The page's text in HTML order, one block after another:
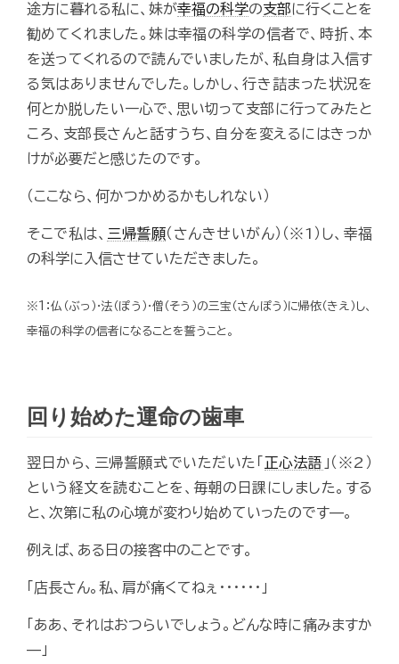
途方に暮れる私に、妹が幸福の科学の支部に行くことを
勧めてくれました。妹は幸福の科学の信者で、時折、本
を送ってくれるので読んでいましたが、私自身は入信す
る気はありませんでした。しかし、行き詰まった状況を
何とか脱したい一心で、思い切って支部に行ってみたと
ころ、支部長さんと話すうち、自分を変えるにはきっか
けが必要だと感じたのです。
（ここなら、何かつかめるかもしれない）
そこで私は、 三帰誓願（さんきせいがん）（※1）し、幸福
の科学に入信させていただきました。
※1：仏（ぶっ）・法（ぽう）・僧（そう）の三宝（さんぽう）に帰依（きえ）し、
幸福の科学の信者になることを誓うこと。
回り始めた運命の歯車
翌日から、三帰誓願式でいただいた「 正心法語 」（※2）
という経文を読むことを、毎朝の日課にしました。する
と、次第に私の心境が変わり始めていったのです—。
例えば、ある日の接客中のことです。
「店長さん。私、肩が痛くてねぇ･･････」
「ああ、それはおつらいでしょう。どんな時に痛みますか
—」